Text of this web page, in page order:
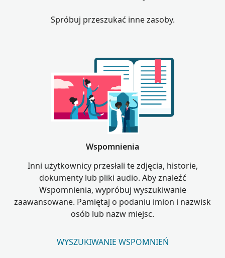
Spróbuj przeszukać inne zasoby.
Wspomnienia
Inni użytkownicy przesłali te zdjęcia, historie,
dokumenty lub pliki audio. Aby znaleźć
Wspomnienia, wypróbuj wyszukiwanie
zaawansowane. Pamiętaj o podaniu imion i nazwisk
osób lub nazw miejsc.
WYSZUKIWANIE WSPOMNIEŃ